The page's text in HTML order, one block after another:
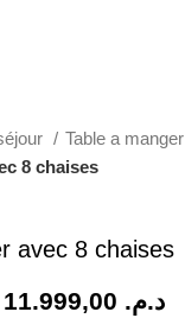
Table a manger
8 chaises
avec 8 chaises
د.م.